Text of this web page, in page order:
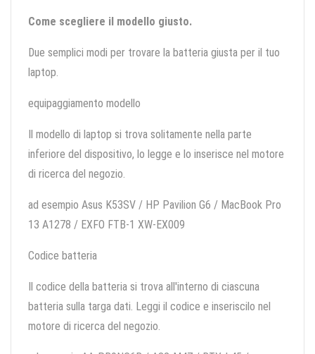
Come scegliere il modello giusto.
Due semplici modi per trovare la batteria giusta per il tuo
laptop.
equipaggiamento modello
Il modello di laptop si trova solitamente nella parte
inferiore del dispositivo, lo legge e lo inserisce nel motore
di ricerca del negozio.
ad esempio Asus K53SV / HP Pavilion G6 / MacBook Pro
13 A1278 / EXFO FTB-1 XW-EX009
Codice batteria
Il codice della batteria si trova all'interno di ciascuna
batteria sulla targa dati. Leggi il codice e inseriscilo nel
motore di ricerca del negozio.